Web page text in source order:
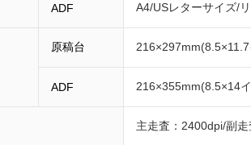
ADF A4/USレターサイズ/
原稿台
ADF 216×355mm(8.5×14
主走査：2400dpi/副